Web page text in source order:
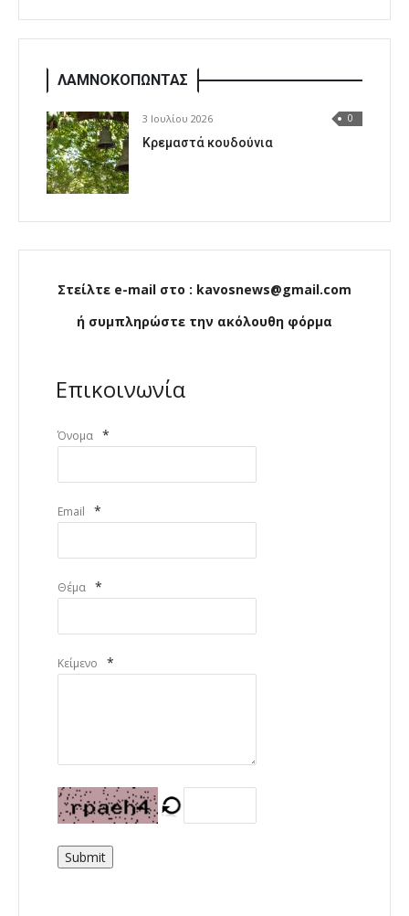
ΛΑΜΝΟΚΟΠΩΝΤΑΣ
3 Ιουλίου 2026 0
Κρεμαστά κουδούνια
Στείλτε e-mail στο : kavosnews@gmail.com
ή συμπληρώστε την ακόλουθη φόρμα
Επικοινωνία
Όνομα *
Email *
Θέμα *
Κείμενο *
Submit